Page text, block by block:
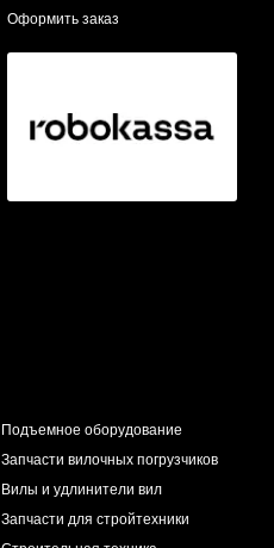
Оформить заказ
Подъемное оборудование
Запчасти вилочных погрузчиков
Вилы и удлинители вил
Запчасти для стройтехники